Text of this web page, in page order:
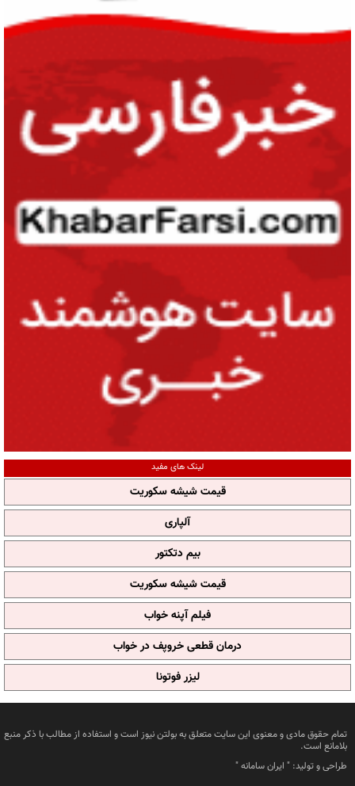
لینک های مفید
قیمت شیشه سکوریت
آلپاری
بیم دتکتور
قیمت شیشه سکوریت
فیلم آپنه خواب
درمان قطعی خروپف در خواب
لیزر فوتونا
تمام حقوق مادی و معنوی این سایت متعلق به بولتن نیوز است و استفاده از مطالب با ذکر منبع
بلامانع است.
طراحی و تولید: " ایران سامانه"